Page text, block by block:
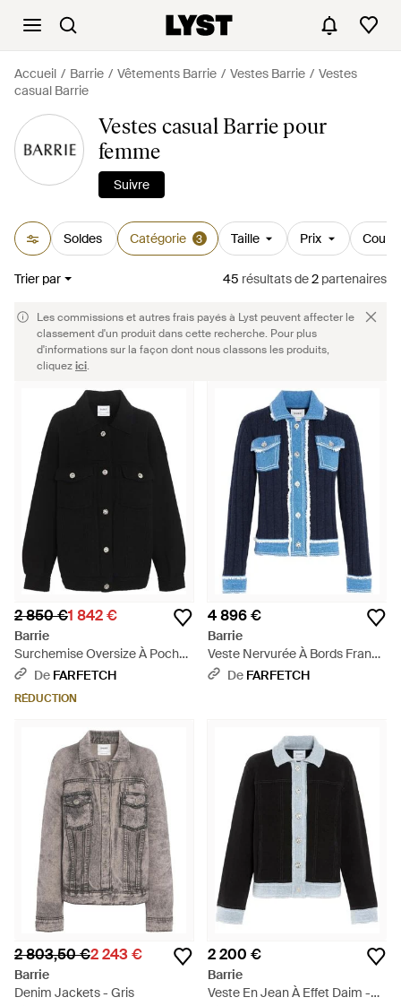
Accueil Barrie Vêtements Barrie Vestes Barrie
Vestes
casual Barrie
Vestes casual Barrie pour
femme
Suivre
Soldes Catégorie 3 Taille Prix
Trier par 45 résultatsde2 partenaires
Les commissions et autres frais payés à Lyst peuvent affecter le
classement d'un produit dans cette recherche. Pour plus
d'informations sur la façon dont nous classons les produits,
cliquezici.
2 850 €1 842 €
Barrie
Surchemise Oversize À Poches
Poitrine - Noir
De FARFETCH
RÉDUCTION
4 896 €
Barrie
Veste Nervurée À Bords Francs
- Bleu
De FARFETCH
2 803,50 €2 243 €
Barrie
Denim Jackets - Gris
2 200 €
Barrie
Veste En Jean À Effet Daim -